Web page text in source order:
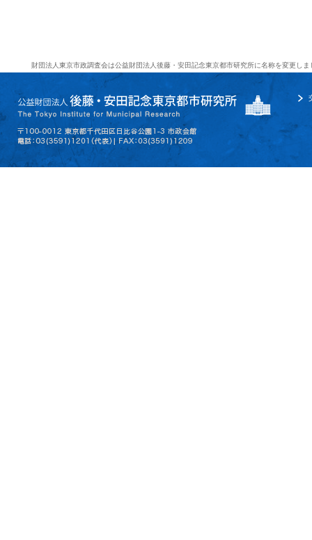
財団法人東京市政調査会は公益財団法人後藤・安田記念東京都市研究所に名称を変更しま